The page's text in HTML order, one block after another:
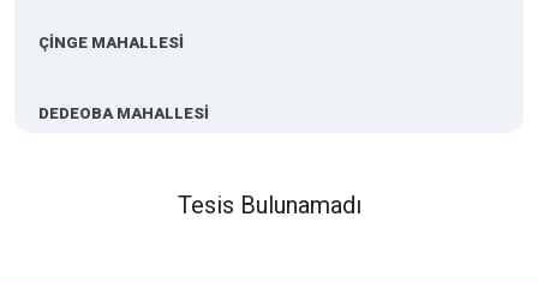
ÇİNGE MAHALLESİ
DEDEOBA MAHALLESİ
Tesis Bulunamadı